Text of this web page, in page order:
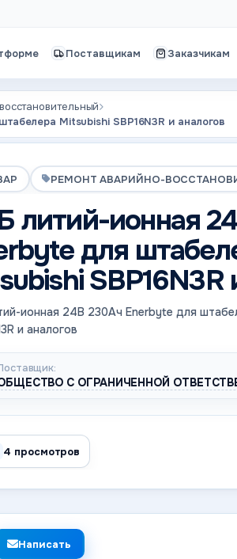
Поставщикам Заказчикам
Mitsubishi SBP16N3R и аналогов
РЕМОНТ АВАРИЙНО-
литий-ионная
для
SBP16N3R
ионная 24В 230Ач Enerbyte для
и аналогов
С ОГРАНИЧЕННОЙ
4 просмотров
Написать